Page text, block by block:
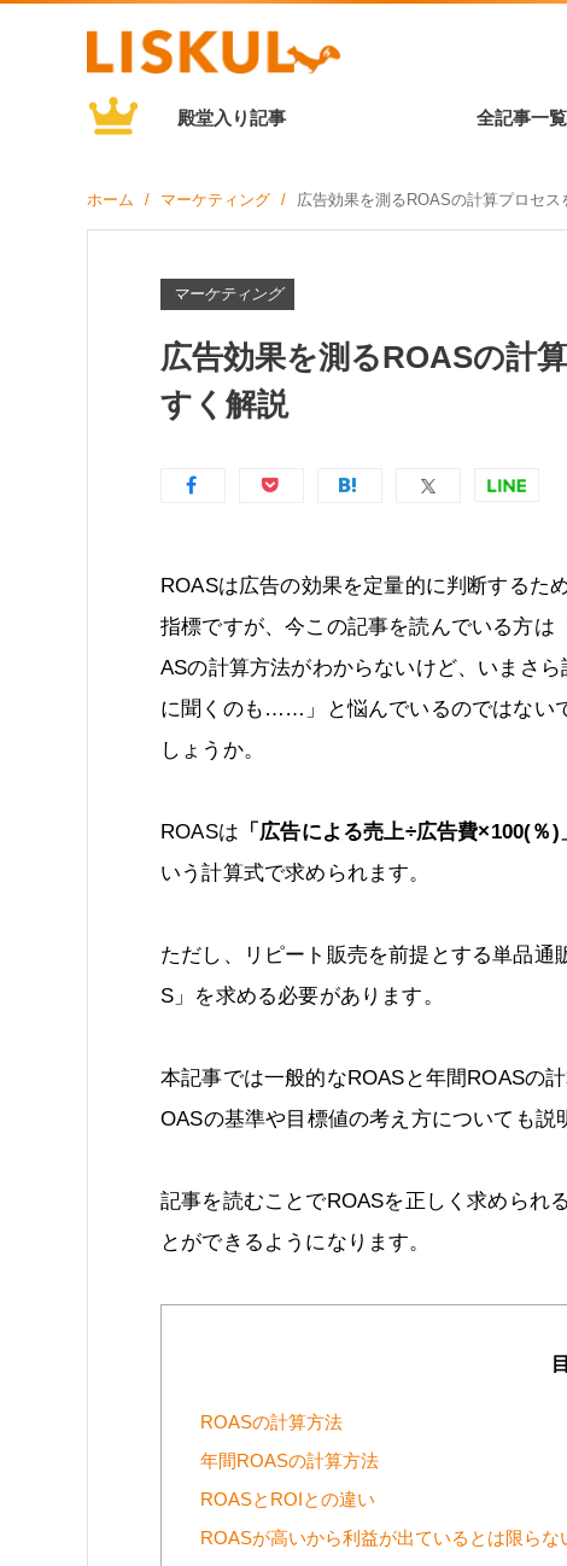
殿堂入り記事 全記事一覧
ホーム マーケティング 広告効果を測るROASの計算プロセ
マーケティング
広告効果を測るROASの計
すく解説
ROASは広告の効果を定量的に判断するた
指標ですが、今この記事を読んでいる方は
ASの計算方法がわからないけど、いまさら
に聞くのも……」と悩んでいるのではない
しょうか。
ROASは 「広告による売上÷広告費×100(％)
いう計算式で求められます。
ただし、リピート販売を前提とする単品
S」を求める必要があります。
本記事では一般的なROASと年間ROASの
OASの基準や目標値の考え方についても説
記事を読むことでROASを正しく求められ
とができるようになります。
ROASの計算方法
年間ROASの計算方法
ROASとROIとの違い
ROASが高いから利益が出ているとは限らな